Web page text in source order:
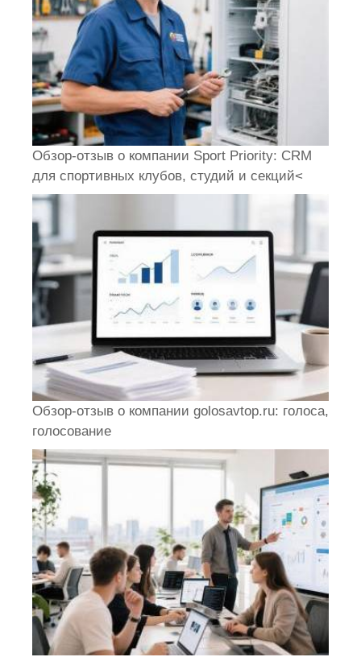
Обзор-отзыв о компании Sport Priority: CRM
для спортивных клубов, студий и секций<
Обзор-отзыв о компании golosavtop.ru: голоса,
голосование